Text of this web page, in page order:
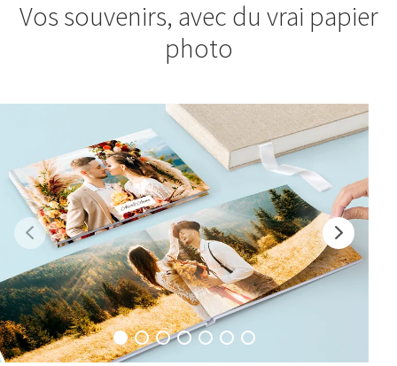
Vos souvenirs, avec du vrai papier
photo